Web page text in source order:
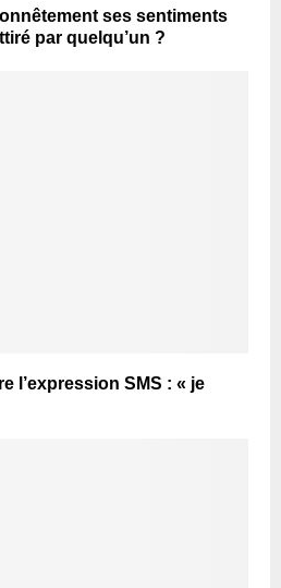
ses sentiments
par quelqu’un ?
l’expression SMS : « je